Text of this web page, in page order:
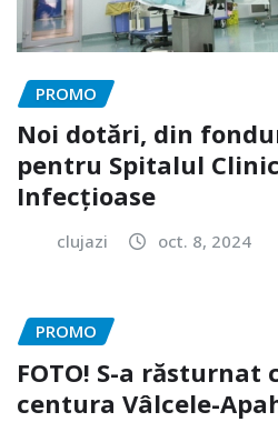
PROMO
Noi dotări, din
pentru Spitalul
Infecțioase
clujazi oct. 8, 2024
PROMO
FOTO! S-a răsturnat
centura Vâlcele-